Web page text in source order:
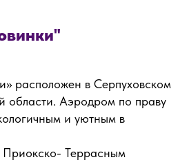
расположен в Серпуховском
области. Аэродром по праву
и уютным в
Террасным